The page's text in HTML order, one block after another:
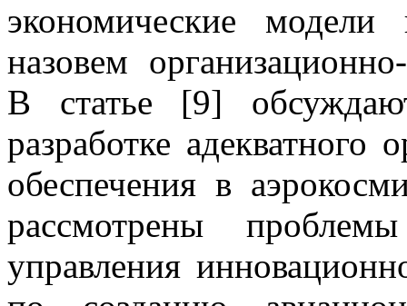
экономические
назовем
В статье [9]
разработке адекватного
обеспечения в
рассмотрены
управления